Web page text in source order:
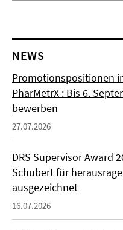
NEWS
Promotionspositionen
PharMetrX : Bis 6.
bewerben
27.07.2026
DRS Supervisor Award
Schubert für
ausgezeichnet
16.07.2026